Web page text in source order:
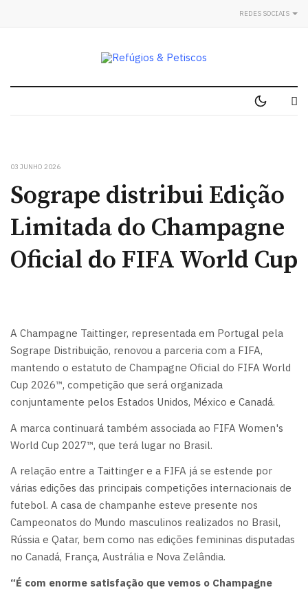
REDES SOCIAIS
03 JUNHO 2026
Sogrape distribui Edição
Limitada do Champagne
Oficial do FIFA World Cup
A Champagne Taittinger, representada em Portugal pela
Sogrape Distribuição, renovou a parceria com a FIFA,
mantendo o estatuto de Champagne Oficial do FIFA World
Cup 2026™, competição que será organizada
conjuntamente pelos Estados Unidos, México e Canadá.
A marca continuará também associada ao FIFA Women's
World Cup 2027™, que terá lugar no Brasil.
A relação entre a Taittinger e a FIFA já se estende por
várias edições das principais competições internacionais de
futebol. A casa de champanhe esteve presente nos
Campeonatos do Mundo masculinos realizados no Brasil,
Rússia e Qatar, bem como nas edições femininas disputadas
no Canadá, França, Austrália e Nova Zelândia.
“É com enorme satisfação que vemos o Champagne